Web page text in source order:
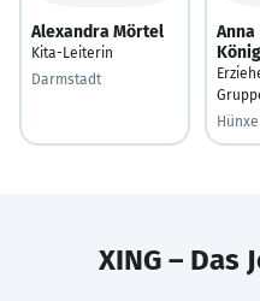
Alexandra Mörtel
Kita-Leiterin
Darmstadt
Anna
Hünxe
XING – Das